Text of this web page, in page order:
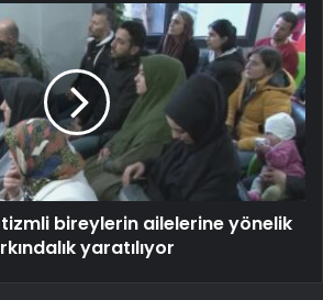
bireylerin ailelerine yönelik
yaratılıyor